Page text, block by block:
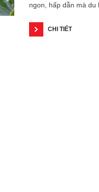
ngon, hấp dẫn mà du
CHI TIẾT